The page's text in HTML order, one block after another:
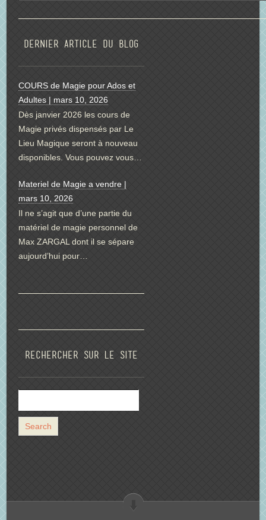
Dernier article du blog
COURS de Magie pour Ados et
Adultes | mars 10, 2026
Dès janvier 2026 les cours de
Magie privés dispensés par Le
Lieu Magique seront à nouveau
disponibles. Vous pouvez vous…
Materiel de Magie a vendre |
mars 10, 2026
Il ne s’agit que d’une partie du
matériel de magie personnel de
Max ZARGAL dont il se sépare
aujourd’hui pour…
Rechercher sur le site